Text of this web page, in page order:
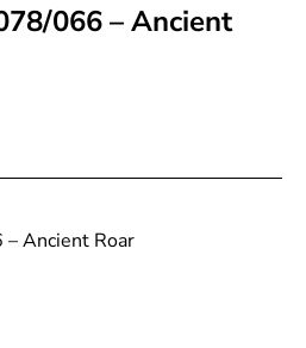
066 – Ancient
Ancient Roar